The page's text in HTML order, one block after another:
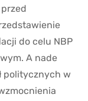
do celu NBP
A nade
politycznych w